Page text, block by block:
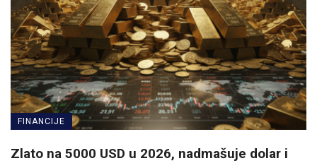
FINANCIJE
Zlato na 5000 USD u 2026, nadmašuje dolar i